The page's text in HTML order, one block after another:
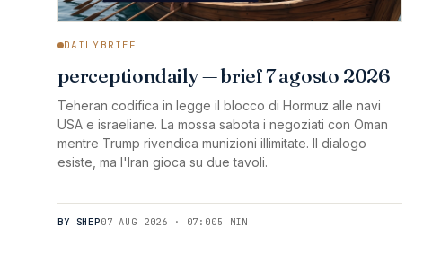
DAILYBRIEF
perceptiondaily — brief 7 agosto 2026
Teheran codifica in legge il blocco di Hormuz alle navi
USA e israeliane. La mossa sabota i negoziati con Oman
mentre Trump rivendica munizioni illimitate. Il dialogo
esiste, ma l'Iran gioca su due tavoli.
BY SHEP07 AUG 2026 · 07:005 MIN